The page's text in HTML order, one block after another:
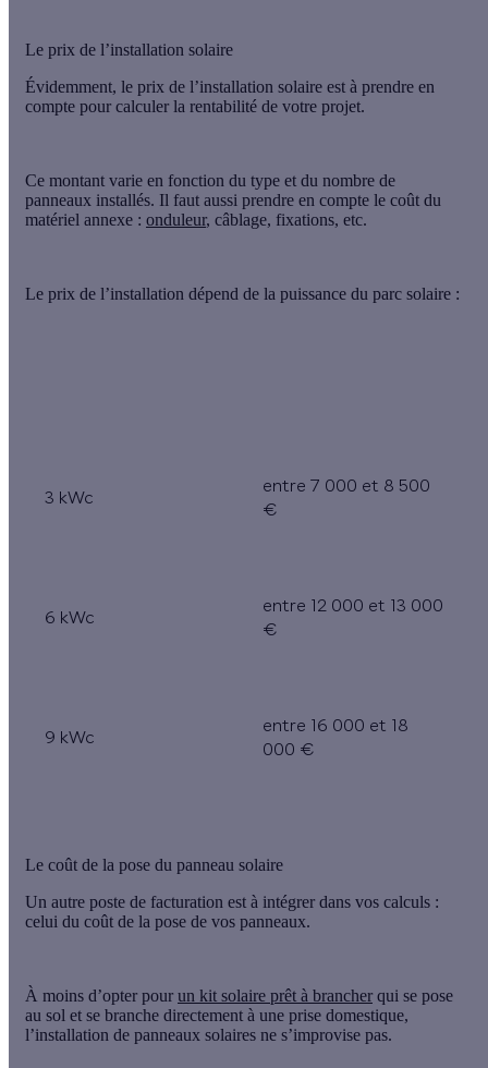
Le prix de l’installation solaire
Évidemment, le prix de l’installation solaire est à prendre en
compte pour calculer la rentabilité de votre projet.
Ce montant varie en fonction du type et du nombre de
panneaux installés. Il faut aussi prendre en compte le coût du
matériel annexe : onduleur, câblage, fixations, etc.
Le prix de l’installation dépend de la puissance du parc solaire :
3 kWc
entre 7 000 et 8 500
€
6 kWc
entre 12 000 et 13 000
€
9 kWc
entre 16 000 et 18
000 €
Le coût de la pose du panneau solaire
Un autre poste de facturation est à intégrer dans vos calculs :
celui du coût de la pose de vos panneaux.
À moins d’opter pour un kit solaire prêt à brancher qui se pose
au sol et se branche directement à une prise domestique,
l’installation de panneaux solaires ne s’improvise pas.